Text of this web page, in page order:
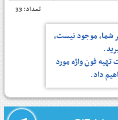
تعداد: 33
شما، موجود نیست،
فون واژه مورد
داد.